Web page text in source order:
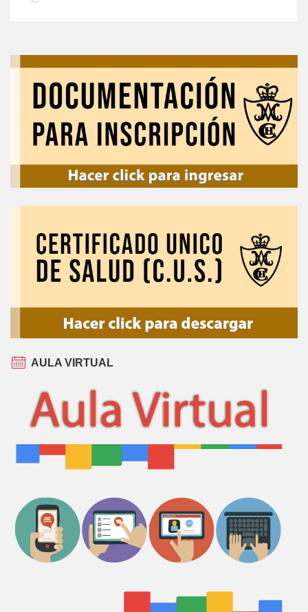
AULA VIRTUAL